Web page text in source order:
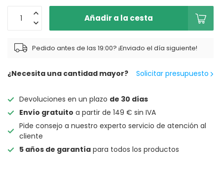
Añadir a la cesta
Pedido antes de las 19:00? ¡Enviado el día siguiente!
¿Necesita una cantidad mayor? Solicitar presupuesto
Devoluciones en un plazo de 30 días
Envío gratuito a partir de 149 € sin IVA
Pide consejo a nuestro experto servicio de atención al
cliente
5 años de garantía para todos los productos